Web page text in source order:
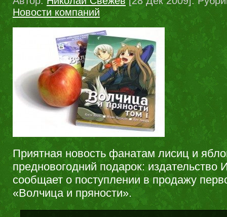
Новости компаний
Приятная новость фанатам лисиц и
предновогодний подарок: издательство
сообщает о поступлении в продажу
«Волчица и пряности».